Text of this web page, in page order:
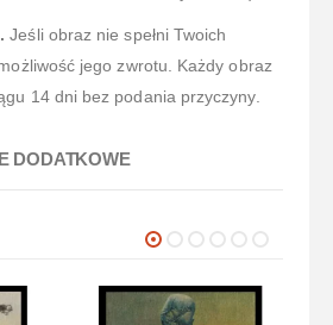
Jeśli obraz nie spełni Twoich
jego zwrotu. Każdy obraz
14 dni bez podania przyczyny.
DODATKOWE